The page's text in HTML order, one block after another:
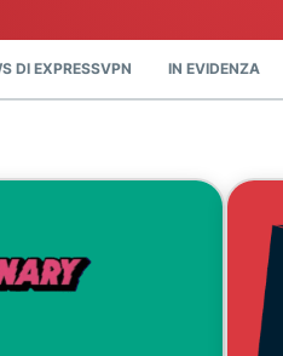
DI EXPRESSVPN IN EVIDENZA